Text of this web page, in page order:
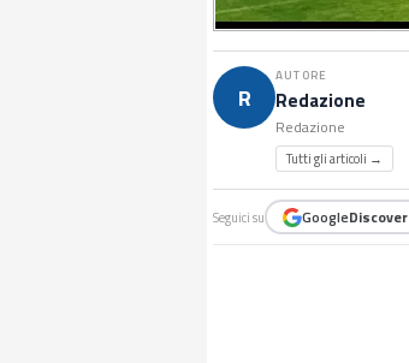
R
AUTORE
Redazione
Redazione
Tutti gli articoli →
Seguici su GoogleDiscover